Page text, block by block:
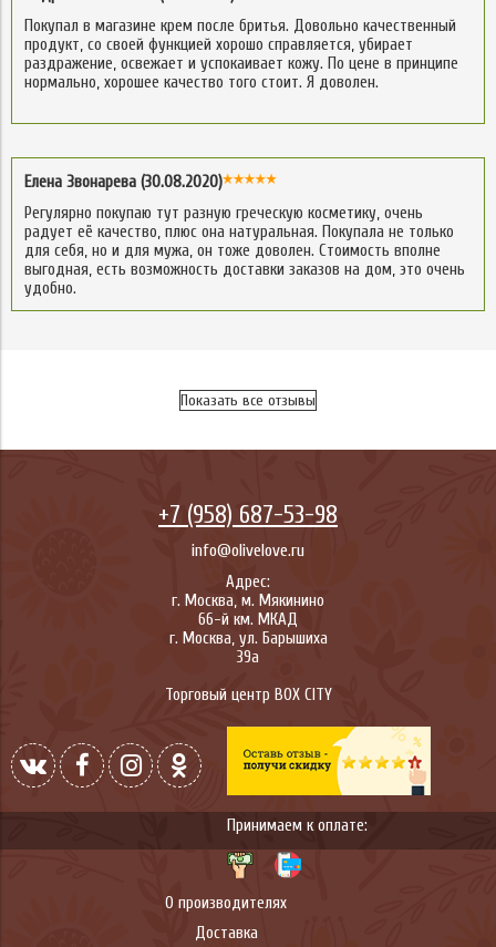
Покупал в магазине крем после бритья. Довольно качественный
продукт, со своей функцией хорошо справляется, убирает
раздражение, освежает и успокаивает кожу. По цене в принципе
нормально, хорошее качество того стоит. Я доволен.
Елена Звонарева (30.08.2020)
Регулярно покупаю тут разную греческую косметику, очень
радует её качество, плюс она натуральная. Покупала не только
для себя, но и для мужа, он тоже доволен. Стоимость вполне
выгодная, есть возможность доставки заказов на дом, это очень
удобно.
Показать все отзывы
+7 (958) 687-53-98
info@olivelove.ru
Адрес:
г. Москва, м. Мякинино
66-й км. МКАД
г. Москва, ул. Барышиха
39а
Торговый центр BOX CITY
О производителях
Доставка
Принимаем к оплате: